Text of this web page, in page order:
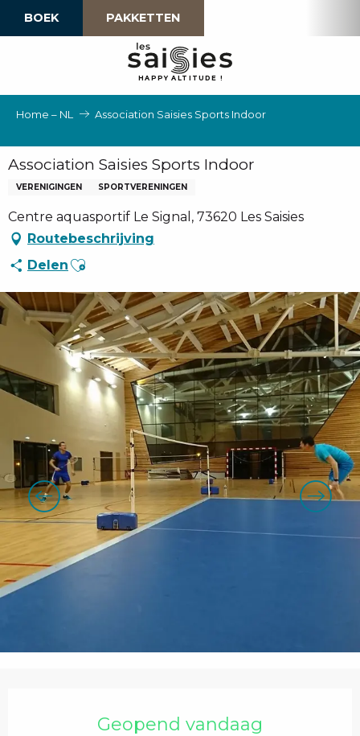
BOEK PAKKETTEN
HAPPY ALTI TU D E !
Home – NL Association Saisies Sports Indoor
Association Saisies Sports Indoor
VERENIGINGEN SPORTVERENINGEN
Centre aquasportif Le Signal, 73620 Les Saisies
Routebeschrijving
Delen Ajouter aux favoris
Geopend vandaag